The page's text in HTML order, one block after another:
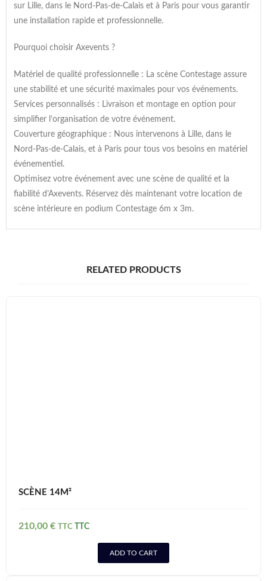
sur Lille, dans le Nord-Pas-de-Calais et à Paris pour vous garantir
une installation rapide et professionnelle.
Pourquoi choisir Axevents ?
Matériel de qualité professionnelle : La scène Contestage assure
une stabilité et une sécurité maximales pour vos événements.
Services personnalisés : Livraison et montage en option pour
simplifier l’organisation de votre événement.
Couverture géographique : Nous intervenons à Lille, dans le
Nord-Pas-de-Calais, et à Paris pour tous vos besoins en matériel
événementiel.
Optimisez votre événement avec une scène de qualité et la
fiabilité d’Axevents. Réservez dès maintenant votre location de
scène intérieure en podium Contestage 6m x 3m.
RELATED PRODUCTS
SCÈNE 14M²
210,00 € TTC
ADD TO CART